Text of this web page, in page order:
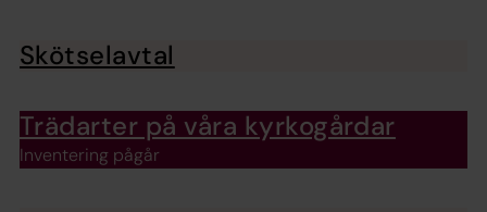
Skötselavtal
Trädarter på våra kyrkogårdar
Inventering pågår